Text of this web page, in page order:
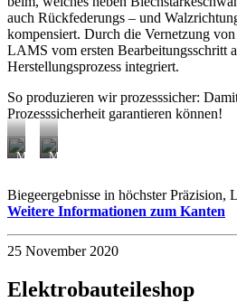
auch Rückfederungs – und
kompensiert. Durch die Vernetzung
LAMS vom ersten Bearbeitungsschritt
Herstellungsprozess integriert.
So produzieren wir prozesssicher:
Prozesssicherheit garantieren können!
Messung
während
des
mit
LAMS
Angle
Measuring
Messung
während
des
mit
LAMS
Angle
Measuring
Biegeergebnisse in höchster Präzision,
Weitere Informationen zum Kanten
25 November 2020
Elektrobauteileshop